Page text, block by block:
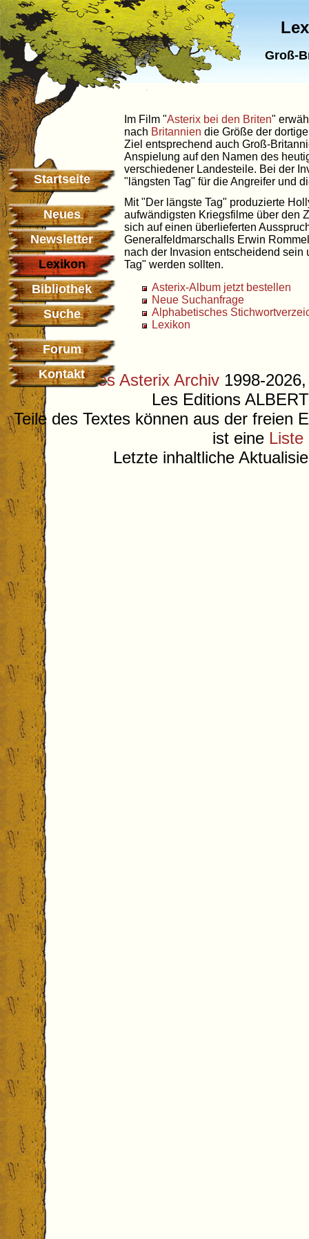
Groß-
Startseite
Neues
Newsletter
Lexikon
Bibliothek
Suche
Forum
Kontakt
Im Film "Asterix bei den Briten"
nach Britannien die Größe der
Ziel entsprechend auch Groß-
Anspielung auf den Namen des
verschiedener Landesteile. Bei der
"längsten Tag" für die Angreifer und
Mit "Der längste Tag" produzierte
aufwändigsten Kriegsfilme über den
sich auf einen überlieferten
Generalfeldmarschalls Erwin
nach der Invasion entscheidend
Tag" werden sollten.
Asterix-Album jetzt bestellen
Neue Suchanfrage
Alphabetisches
Lexikon
©Deutsches Asterix Archiv 1998-
Les Editions
Teile des Textes können aus der freien
ist eine Liste
Letzte inhaltliche